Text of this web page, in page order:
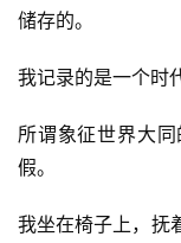
储存的。
我记录的是一个时
所谓象征世界大
假。
我坐在椅子上，抚